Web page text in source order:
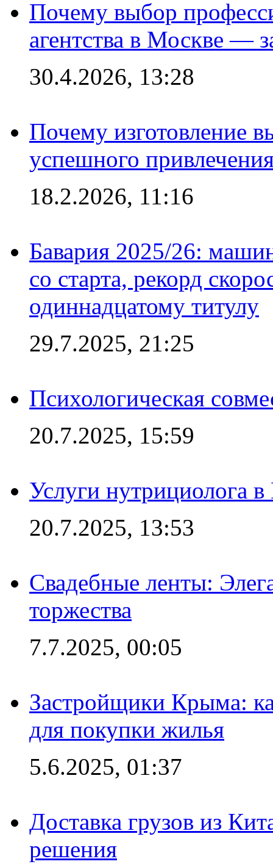
Почему выбор
агентства в Москве —
30.4.2026, 13:28
Почему изготовление
успешного
18.2.2026, 11:16
Бавария 2025/26:
со старта, рекорд
одиннадцатому титулу
29.7.2025, 21:25
Психологическая
20.7.2025, 15:59
Услуги нутрициолога
20.7.2025, 13:53
Свадебные ленты:
торжества
7.7.2025, 00:05
Застройщики Крыма:
для покупки жилья
5.6.2025, 01:37
Доставка грузов из
решения